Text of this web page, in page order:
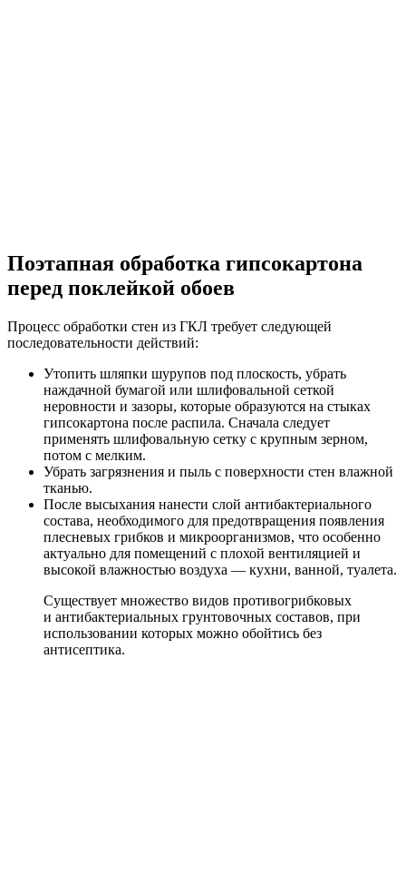
Поэтапная обработка гипсокартона
перед поклейкой обоев
Процесс обработки стен из ГКЛ требует следующей
последовательности действий:
Утопить шляпки шурупов под плоскость, убрать
наждачной бумагой или шлифовальной сеткой
неровности и зазоры, которые образуются на стыках
гипсокартона после распила. Сначала следует
применять шлифовальную сетку с крупным зерном,
потом с мелким.
Убрать загрязнения и пыль с поверхности стен влажной
тканью.
После высыхания нанести слой антибактериального
состава, необходимого для предотвращения появления
плесневых грибков и микроорганизмов, что особенно
актуально для помещений с плохой вентиляцией и
высокой влажностью воздуха — кухни, ванной, туалета.
Существует множество видов противогрибковых
и антибактериальных грунтовочных составов, при
использовании которых можно обойтись без
антисептика.